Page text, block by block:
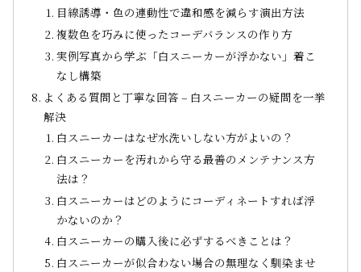
目線誘導・色の連動性で違和感を減らす演出方法
複数色を巧みに使ったコーデバランスの作り方
実例写真から学ぶ「白スニーカーが浮かない」着こ
なし構築
よくある質問と丁寧な回答 – 白スニーカーの疑問を一挙
解決
白スニーカーはなぜ水洗いしない方がよいの？
白スニーカーを汚れから守る最善のメンテナンス方
法は？
白スニーカーはどのようにコーディネートすれば浮
かないのか？
白スニーカーの購入後に必ずするべきことは？
白スニーカーが似合わない場合の無理なく馴染ませ